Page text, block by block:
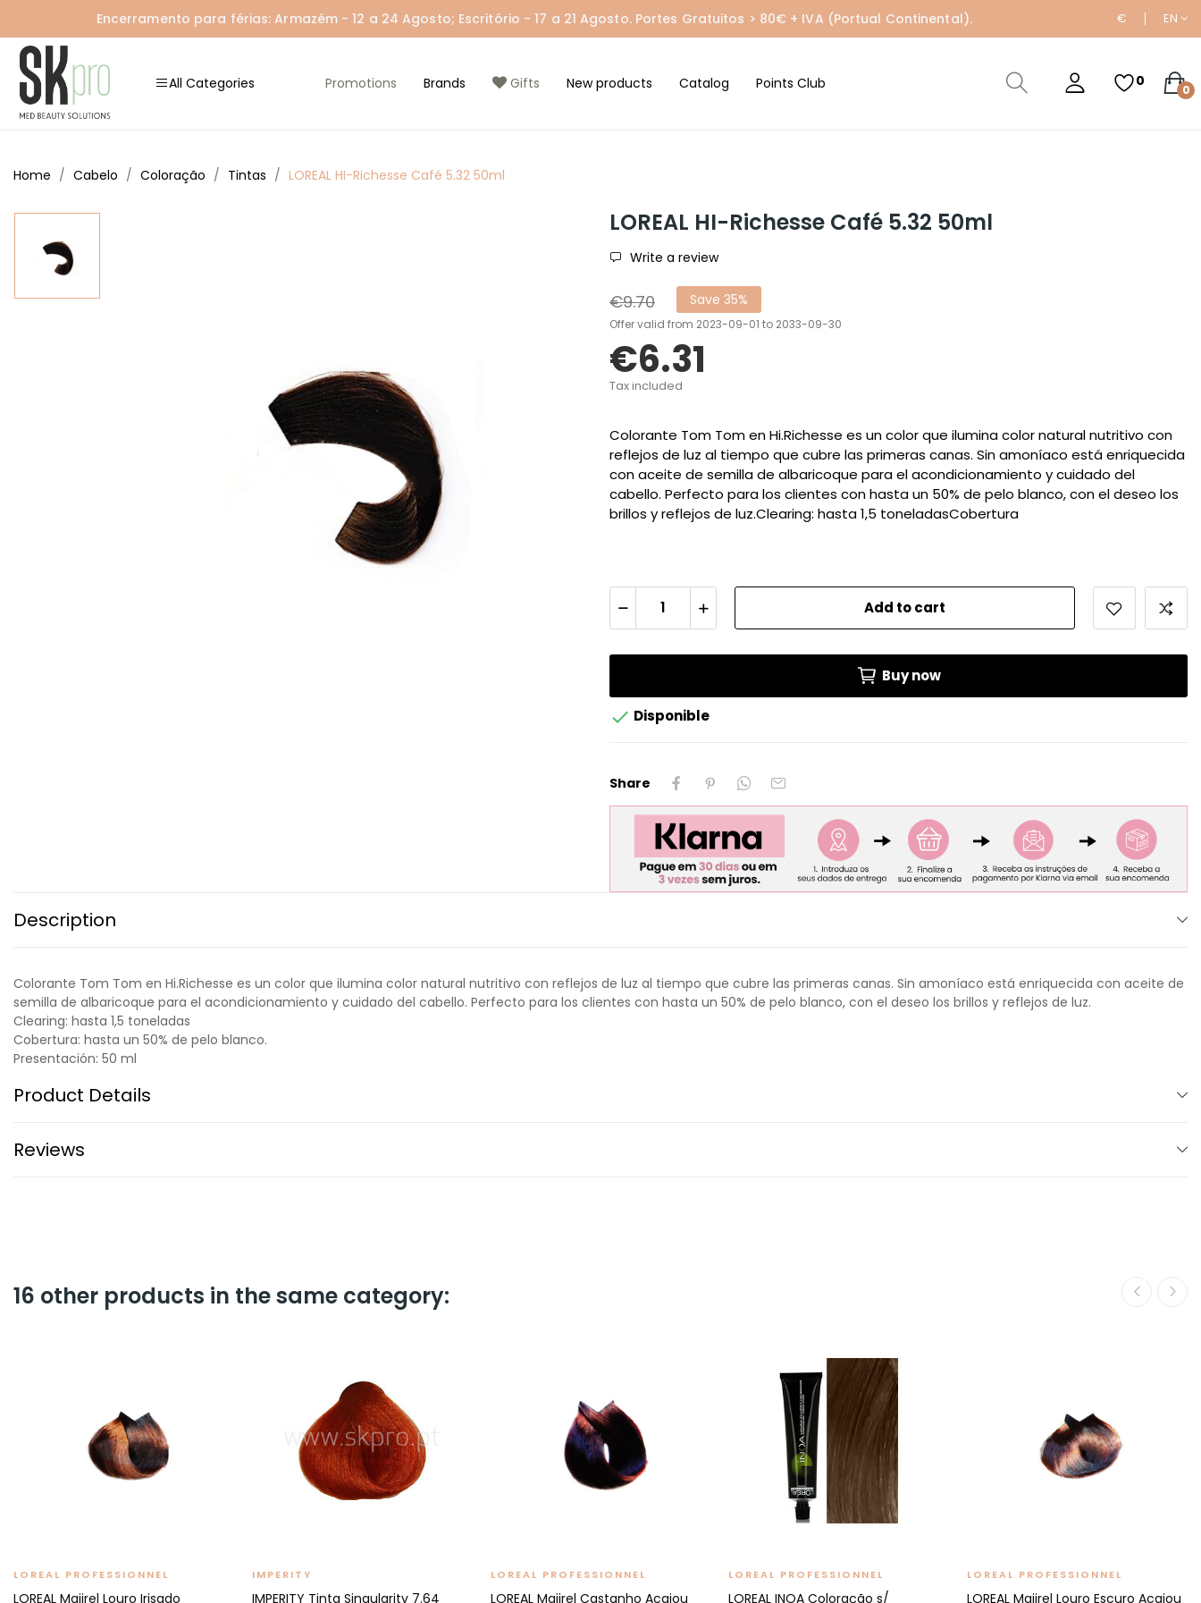
Encerramento para férias: Armazém - 12 a 24 Agosto; Escritório - 17 a 21 Agosto. Portes Gratuitos > 80€ + IVA (Portual Continental). € EN
All Categories Promotions Brands Gifts New products Catalog Points Club 0
0
Home Cabelo Coloração Tintas LOREAL HI-Richesse Café 5.32 50ml
LOREAL HI-Richesse Café 5.32 50ml
Write a review
€9.70 Save 35%
Offer valid from 2023-09-01 to 2033-09-30
€6.31
Tax included
Colorante Tom Tom en Hi.Richesse es un color que ilumina color natural nutritivo con
reflejos de luz al tiempo que cubre las primeras canas. Sin amoníaco está enriquecida
con aceite de semilla de albaricoque para el acondicionamiento y cuidado del
cabello. Perfecto para los clientes con hasta un 50% de pelo blanco, con el deseo los
brillos y reflejos de luz.Clearing: hasta 1,5 toneladasCobertura
Add to cart
Buy now
 Disponible
Share
Description
Colorante Tom Tom en Hi.Richesse es un color que ilumina color natural nutritivo con reflejos de luz al tiempo que cubre las primeras canas. Sin amoníaco está enriquecida con aceite de
semilla de albaricoque para el acondicionamiento y cuidado del cabello. Perfecto para los clientes con hasta un 50% de pelo blanco, con el deseo los brillos y reflejos de luz.
Clearing: hasta 1,5 toneladas
Cobertura: hasta un 50% de pelo blanco.
Presentación: 50 ml
Product Details
Reviews
16 other products in the same category:
LOREAL PROFESSIONNEL
LOREAL Majirel Louro Irisado
IMPERITY
IMPERITY Tinta Singularity 7.64
LOREAL PROFESSIONNEL
LOREAL Majirel Castanho Acajou
LOREAL PROFESSIONNEL
LOREAL INOA Coloração s/
LOREAL PROFESSIONNEL
LOREAL Majirel Louro Escuro Acajou